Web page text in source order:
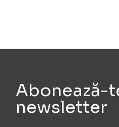
Abonează-
newsletter